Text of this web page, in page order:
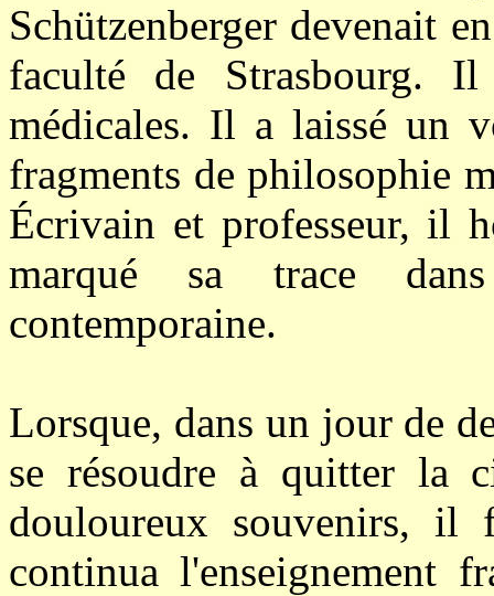
Schützenberger devenait
faculté de Strasbourg.
médicales. Il a laissé un
fragments de philosophie
Écrivain et professeur, il
marqué sa trace
contemporaine.
Lorsque, dans un jour de
se résoudre à quitter la
douloureux souvenirs, il
continua l'enseignement